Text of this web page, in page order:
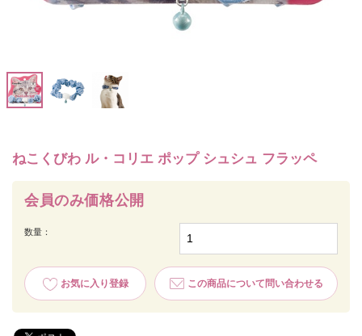
ねこくびわ ル・コリエ ポップ シュシュ フラッペ
会員のみ価格公開
数量：
お気に入り登録 この商品について問い合わせる